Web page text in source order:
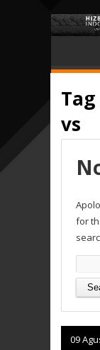
vs
for
for:
09